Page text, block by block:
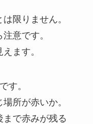
限りません。
意です。
ます。
す。
所が赤いか。
で赤みが残る